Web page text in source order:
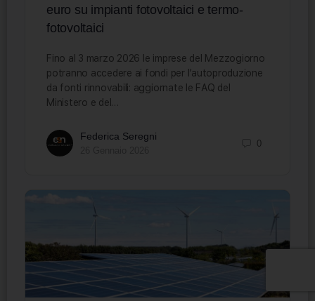
euro su impianti fotovoltaici e termo-
fotovoltaici
Fino al 3 marzo 2026 le imprese del Mezzogiorno
potranno accedere ai fondi per l’autoproduzione
da fonti rinnovabili: aggiornate le FAQ del
Ministero e del…
Federica Seregni
0